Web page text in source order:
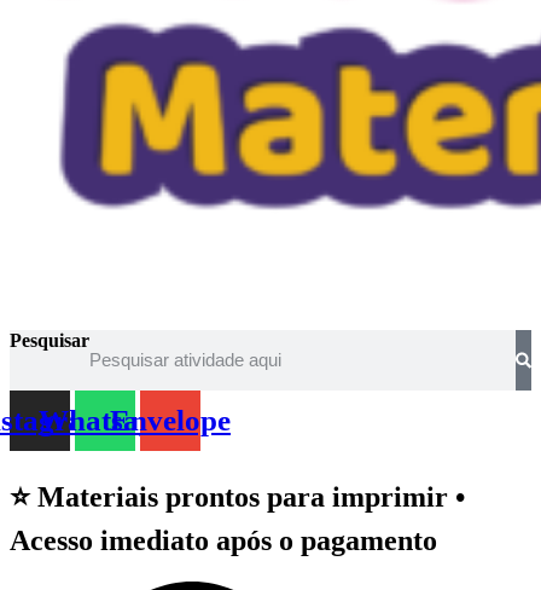
Pesquisar
WhatsappEnvelope
⭐ Materiais prontos para imprimir •
Acesso imediato após o pagamento